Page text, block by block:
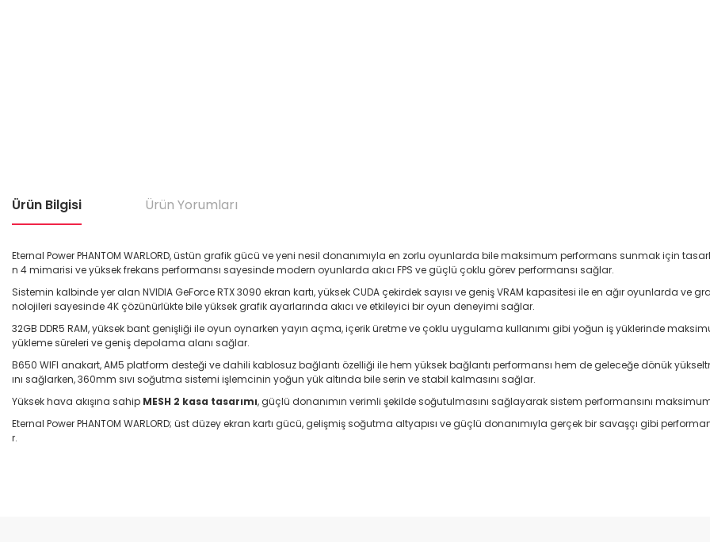
Ürün Bilgisi Ürün Yorumları
Eternal Power PHANTOM WARLORD, üstün grafik gücü ve yeni nesil donanımıyla en zorlu oyunlarda bile maksimum performans sunmak için
n 4 mimarisi ve yüksek frekans performansı sayesinde modern oyunlarda akıcı FPS ve güçlü çoklu görev performansı sağlar.
Sistemin kalbinde yer alan NVIDIA GeForce RTX 3090 ekran kartı, yüksek CUDA çekirdek sayısı ve geniş VRAM kapasitesi ile en ağır oyunlarda
nolojileri sayesinde 4K çözünürlükte bile yüksek grafik ayarlarında akıcı ve etkileyici bir oyun deneyimi sağlar.
32GB DDR5 RAM, yüksek bant genişliği ile oyun oynarken yayın açma, içerik üretme ve çoklu uygulama kullanımı gibi yoğun iş yüklerinde maksimum
yükleme süreleri ve geniş depolama alanı sağlar.
B650 WIFI anakart, AM5 platform desteği ve dahili kablosuz bağlantı özelliği ile hem yüksek bağlantı performansı hem de geleceğe dönük
ını sağlarken, 360mm sıvı soğutma sistemi işlemcinin yoğun yük altında bile serin ve stabil kalmasını sağlar.
Yüksek hava akışına sahip MESH 2 kasa tasarımı, güçlü donanımın verimli şekilde soğutulmasını sağlayarak sistem performansını
Eternal Power PHANTOM WARLORD; üst düzey ekran kartı gücü, gelişmiş soğutma altyapısı ve güçlü donanımıyla gerçek bir savaşçı gibi
r.